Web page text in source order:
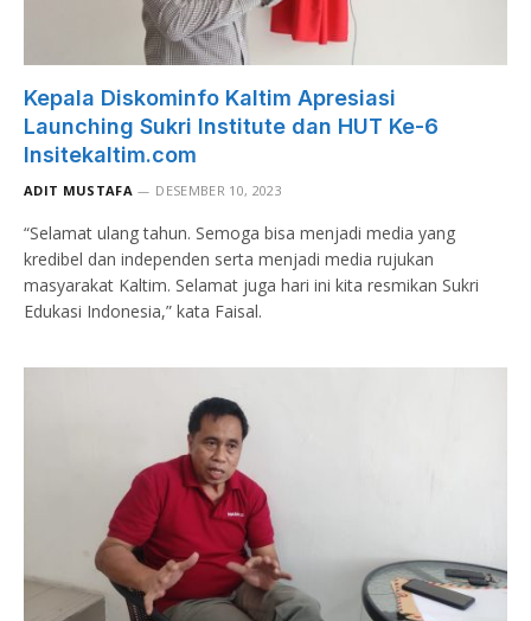
Kepala Diskominfo Kaltim Apresiasi
Launching Sukri Institute dan HUT Ke-6
Insitekaltim.com
ADIT MUSTAFA DESEMBER 10, 2023
“Selamat ulang tahun. Semoga bisa menjadi media yang
kredibel dan independen serta menjadi media rujukan
masyarakat Kaltim. Selamat juga hari ini kita resmikan Sukri
Edukasi Indonesia,” kata Faisal.